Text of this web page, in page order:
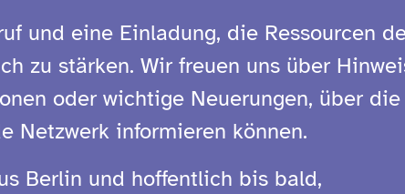
und eine Einladung, die Ressourcen
zu stärken. Wir freuen uns über
oder wichtige Neuerungen, über
Netzwerk informieren können.
Berlin und hoffentlich bis bald,